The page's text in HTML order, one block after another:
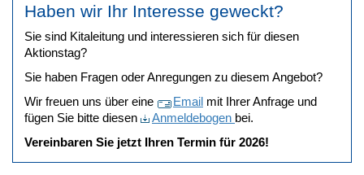
Haben wir Ihr Interesse geweckt?
Sie sind Kitaleitung und interessieren sich für diesen
Aktionstag?
Sie haben Fragen oder Anregungen zu diesem Angebot?
Wir freuen uns über eine
Email mit Ihrer Anfrage und
fügen Sie bitte diesen
Anmeldebogen bei.
Vereinbaren Sie jetzt Ihren Termin für 2026!